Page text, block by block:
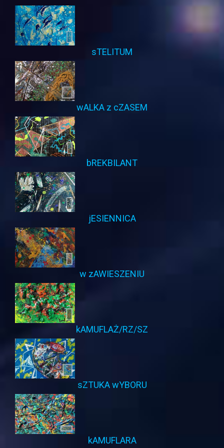
sTELITUM
wALKA z cZASEM
bREKBILANT
jESIENNICA
w zAWIESZENIU
kAMUFLAŻ/RZ/SZ
sZTUKA wYBORU
kAMUFLARA